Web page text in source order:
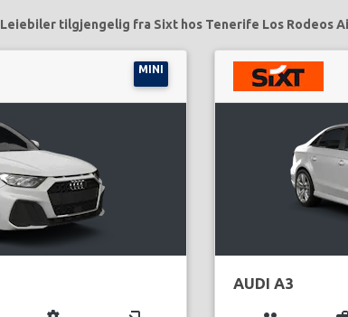
Leiebiler tilgjengelig fra Sixt hos Tenerife Los Rodeos
MINI
AUDI A3